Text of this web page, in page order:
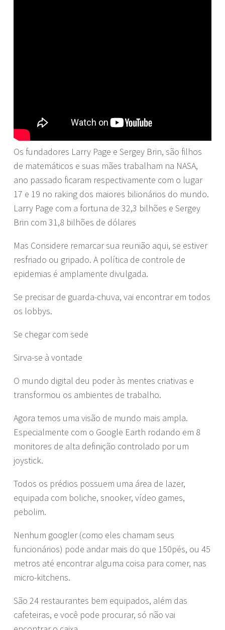
Os fundadores Larry Page e Sergey Brin, são filhos
de matemáticos e suas mães trabalham na NASA,
ano passado ficaram respectivamente com o lugar
17 e 19 no raking dos maiores bilionários do mundo.
Larry Page com a fortuna de 32,3 bilhões e Sergey
Brin com 31,8 bilhões de dólares
Mas Considere remarcar sua reunião aqui, se estiver
resfriado ou gripado. A política de controle de
epidemias é amplamente divulgada.
Se precisar de guarda-chuva, vai encontrar em todos
os lobbys.
Se chegar com sede
Sirva-se à vontade
O mundo digital deu poder às mentes criativas e
transformou os ambientes de trabalho.
Agora temos uma visão de mundo mais ampla.
Especialmente com o Google Earth rodando em 8
monitores de alta definição controlado por um
joystick.
Todos os prédios possuem uma área de lazer,
equipada com boliche, snooker, vídeo games,
pebolim.
Nenhum googler (como eles chamam seus
funcionários) pode andar mais do que 150pés, ou 45
metros até encontrar alguma coisa para comer, nas
micro-kitchens.
São 24 restaurantes bem equipados, além das
cafeteiras, e você pode procurar, só não vai